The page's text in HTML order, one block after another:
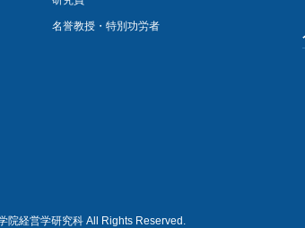
名誉教授・特別功労者
院経営学研究科 All Rights Reserved.